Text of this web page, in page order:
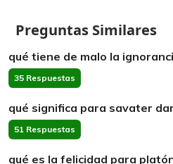
Preguntas Similares
qué tiene de malo la
35 Respuestas
qué significa para savater
51 Respuestas
qué es la felicidad para